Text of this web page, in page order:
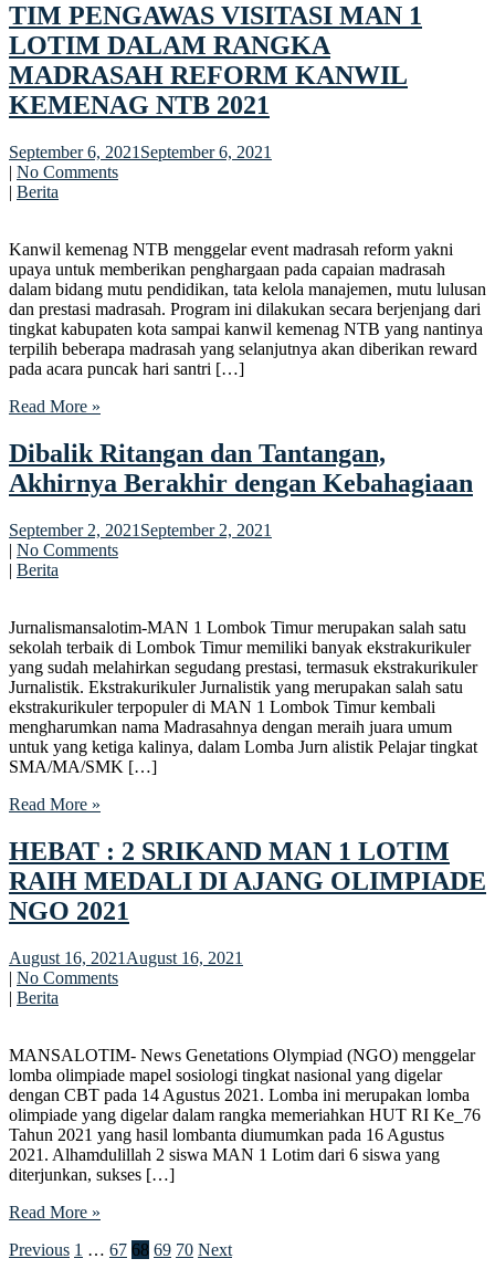
TIM PENGAWAS VISITASI MAN 1
LOTIM DALAM RANGKA
MADRASAH REFORM KANWIL
KEMENAG NTB 2021
September 6, 2021 September 6, 2021
| No Comments
| Berita
Kanwil kemenag NTB menggelar event madrasah reform yakni
upaya untuk memberikan penghargaan pada capaian madrasah
dalam bidang mutu pendidikan, tata kelola manajemen, mutu lulusan
dan prestasi madrasah. Program ini dilakukan secara berjenjang dari
tingkat kabupaten kota sampai kanwil kemenag NTB yang nantinya
terpilih beberapa madrasah yang selanjutnya akan diberikan reward
pada acara puncak hari santri […]
Read More »
Dibalik Ritangan dan Tantangan,
Akhirnya Berakhir dengan Kebahagiaan
September 2, 2021 September 2, 2021
| No Comments
| Berita
Jurnalismansalotim-MAN 1 Lombok Timur merupakan salah satu
sekolah terbaik di Lombok Timur memiliki banyak ekstrakurikuler
yang sudah melahirkan segudang prestasi, termasuk ekstrakurikuler
Jurnalistik. Ekstrakurikuler Jurnalistik yang merupakan salah satu
ekstrakurikuler terpopuler di MAN 1 Lombok Timur kembali
mengharumkan nama Madrasahnya dengan meraih juara umum
untuk yang ketiga kalinya, dalam Lomba Jurn alistik Pelajar tingkat
SMA/MA/SMK […]
Read More »
HEBAT : 2 SRIKAND MAN 1 LOTIM
RAIH MEDALI DI AJANG OLIMPIADE
NGO 2021
August 16, 2021 August 16, 2021
| No Comments
| Berita
MANSALOTIM- News Genetations Olympiad (NGO) menggelar
lomba olimpiade mapel sosiologi tingkat nasional yang digelar
dengan CBT pada 14 Agustus 2021. Lomba ini merupakan lomba
olimpiade yang digelar dalam rangka memeriahkan HUT RI Ke_76
Tahun 2021 yang hasil lombanta diumumkan pada 16 Agustus
2021. Alhamdulillah 2 siswa MAN 1 Lotim dari 6 siswa yang
diterjunkan, sukses […]
Read More »
Posts
Previous 1 … 67 68 69 70 Next